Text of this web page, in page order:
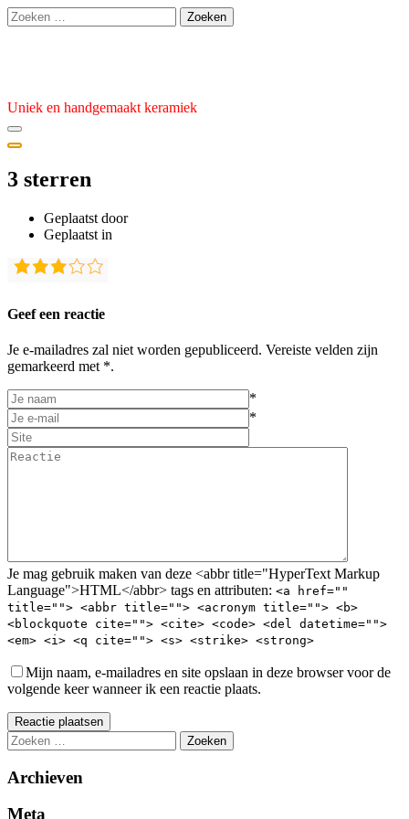
Ga
naar
Zoeken
naar:
Uniek en handgemaakt keramiek
3 sterren
Geplaatst door
Geplaatst
30
Geplaatst in
Geef een reactie
Je e-mailadres zal niet worden gepubliceerd. Vereiste velden zijn
gemarkeerd met *.
*
*
Je mag gebruik maken van deze <abbr title="HyperText Markup
Language">HTML</abbr> tags en attributen: <a href=""
title=""> <abbr title=""> <acronym title=""> <b>
<blockquote cite=""> <cite> <code> <del datetime="">
<em> <i> <q cite=""> <s> <strike> <strong>
Mijn naam, e-mailadres en site opslaan in deze browser voor de
volgende keer wanneer ik een reactie plaats.
Reactie plaatsen
Zoeken
naar:
Archieven
Meta